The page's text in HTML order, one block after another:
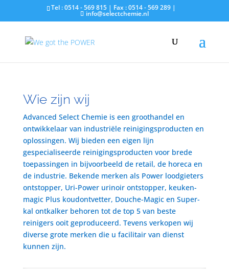
Tel : 0514 - 569 815 | Fax : 0514 - 569 289 |
info@selectchemie.nl
Wie zijn wij
Advanced Select Chemie is een groothandel en
ontwikkelaar van industriële reinigingsproducten en
oplossingen. Wij bieden een eigen lijn
gespecialiseerde reinigingsproducten voor brede
toepassingen in bijvoorbeeld de retail, de horeca en
de industrie. Bekende merken als Power loodgieters
ontstopper, Uri-Power urinoir ontstopper, keuken-
magic Plus koudontvetter, Douche-Magic en Super-
kal ontkalker behoren tot de top 5 van beste
reinigers ooit geproduceerd. Tevens verkopen wij
diverse grote merken die u facilitair van dienst
kunnen zijn.